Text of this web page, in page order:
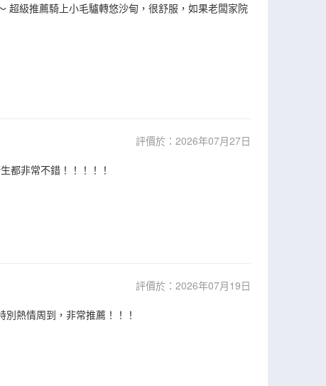
超級推薦騎上小毛驢轉悠沙甸，很舒服，如果老闆家院
評價於：2026年07月27日
都非常不錯！！！！！
評價於：2026年07月19日
熱情周到，非常推薦！！！